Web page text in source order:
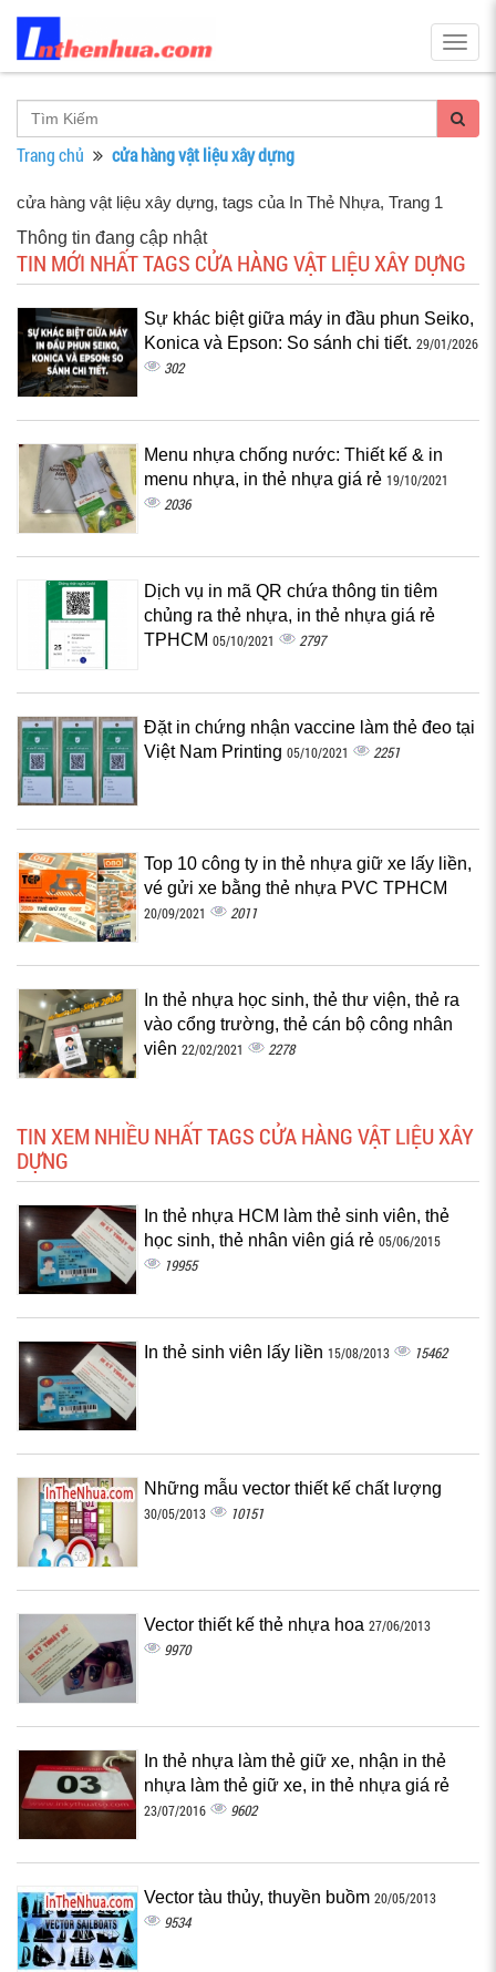
Trang chủ cửa hàng vật liệu xây dựng
cửa hàng vật liệu xây dựng, tags của In Thẻ Nhựa, Trang 1
Thông tin đang cập nhật
TIN MỚI NHẤT TAGS CỬA HÀNG VẬT LIỆU XÂY DỰNG
Sự khác biệt giữa máy in đầu phun Seiko,
Konica và Epson: So sánh chi tiết. 29/01/2026
302
Menu nhựa chống nước: Thiết kế & in
menu nhựa, in thẻ nhựa giá rẻ 19/10/2021
2036
Dịch vụ in mã QR chứa thông tin tiêm
chủng ra thẻ nhựa, in thẻ nhựa giá rẻ
TPHCM 05/10/2021 2797
Đặt in chứng nhận vaccine làm thẻ đeo tại
Việt Nam Printing 05/10/2021 2251
Top 10 công ty in thẻ nhựa giữ xe lấy liền,
vé gửi xe bằng thẻ nhựa PVC TPHCM
20/09/2021 2011
In thẻ nhựa học sinh, thẻ thư viện, thẻ ra
vào cổng trường, thẻ cán bộ công nhân
viên 22/02/2021 2278
TIN XEM NHIỀU NHẤT TAGS CỬA HÀNG VẬT LIỆU XÂY
DỰNG
In thẻ nhựa HCM làm thẻ sinh viên, thẻ
học sinh, thẻ nhân viên giá rẻ 05/06/2015
19955
In thẻ sinh viên lấy liền 15/08/2013 15462
Những mẫu vector thiết kế chất lượng
30/05/2013 10151
Vector thiết kế thẻ nhựa hoa 27/06/2013
9970
In thẻ nhựa làm thẻ giữ xe, nhận in thẻ
nhựa làm thẻ giữ xe, in thẻ nhựa giá rẻ
23/07/2016 9602
Vector tàu thủy, thuyền buồm 20/05/2013
9534